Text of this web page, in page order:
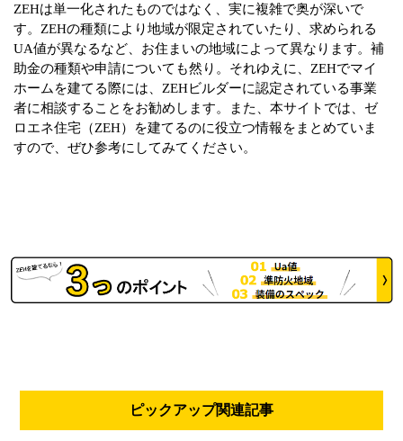
ZEHは単一化されたものではなく、実に複雑で奥が深いで
す。ZEHの種類により地域が限定されていたり、求められる
UA値が異なるなど、お住まいの地域によって異なります。補
助金の種類や申請についても然り。それゆえに、ZEHでマイ
ホームを建てる際には、ZEHビルダーに認定されている事業
者に相談することをお勧めします。また、本サイトでは、ゼ
ロエネ住宅（ZEH）を建てるのに役立つ情報をまとめていま
すので、ぜひ参考にしてみてください。
ピックアップ関連記事